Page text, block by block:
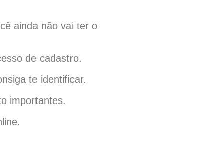
ainda não vai ter o
de cadastro.
te identificar.
importantes.